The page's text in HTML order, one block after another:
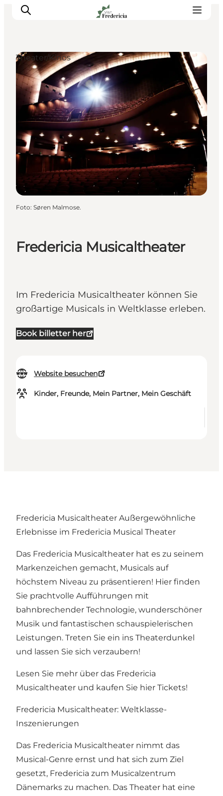
Veranstaltungen
Erlebnisse und Kultur
Restaurants
Unterkünfte
Reise planen
Book Führung
Fredericia Musicaltheater
Im Fredericia Musicaltheater können Sie
großartige Musicals in Weltklasse erleben.
Book billetter her
Website besuchen
Kinder, Freunde, Mein Partner, Mein Geschäft
Theater/Kinos
Foto: Søren Malmose.
Fredericia Musicaltheater Außergewöhnliche
Erlebnisse im Fredericia Musical Theater
Das Fredericia Musicaltheater hat es zu seinem
Markenzeichen gemacht, Musicals auf
höchstem Niveau zu präsentieren! Hier finden
Sie prachtvolle Aufführungen mit
bahnbrechender Technologie, wunderschöner
Musik und fantastischen schauspielerischen
Leistungen. Treten Sie ein ins Theaterdunkel
und lassen Sie sich verzaubern!
Lesen Sie mehr über das Fredericia
Musicaltheater und kaufen Sie hier Tickets!
Fredericia Musicaltheater: Weltklasse-
Inszenierungen
Das Fredericia Musicaltheater nimmt das
Musical-Genre ernst und hat sich zum Ziel
gesetzt, Fredericia zum Musicalzentrum
Dänemarks zu machen. Das Theater hat eine